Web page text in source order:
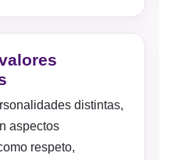
distintas,
aspectos
respeto,